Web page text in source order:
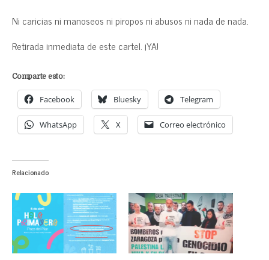
Ni caricias ni manoseos ni piropos ni abusos ni nada de nada.
Retirada inmediata de este cartel. ¡YA!
Comparte esto:
Facebook Bluesky Telegram
WhatsApp X Correo electrónico
Relacionado